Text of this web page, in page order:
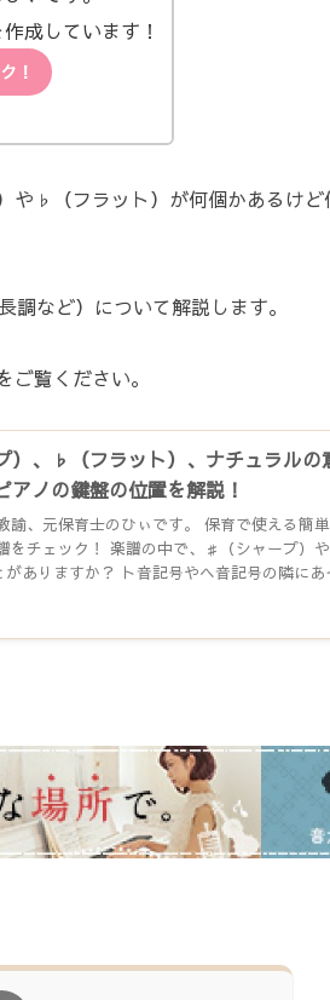
成しています！
！
や♭（フラット）が何個かあるけど
など）について解説します。
覧ください。
）、♭（フラット）、ナチュラルの
アノの鍵盤の位置を解説！
諭、元保育士のひぃです。 保育で使える簡
をチェック！ 楽譜の中で、♯（シャープ）
がありますか？ ト音記号やヘ音記号の隣にあ